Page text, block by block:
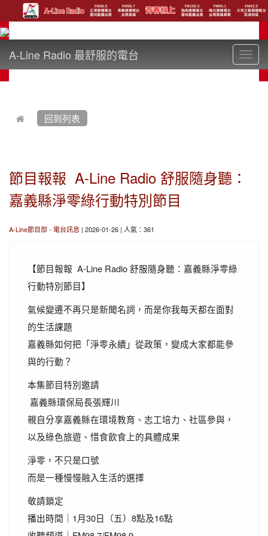
A-Line Radio 最舒服的電台
回到列表
節目報報 A-Line Radio 舒服隨身聽：
嘉義縣淨零綠行動特別節目
A-Line節目部- 電台訊息 | 2026-01-26 | 人氣：361
【節目報報 A-Line Radio 舒服隨身聽：嘉義縣淨零綠
行動特別節目】
氣候變遷不再只是新聞名詞，而是你我每天都在面對
的生活課題
嘉義縣如何把「淨零永續」從政策，變成大家都能參
與的行動？
本集節目特別邀請
嘉義縣環保局長張輝川
親自分享嘉義縣在環境教育、志工培力、社區參與，
以及綠色旅遊、惜食飲食上的具體成果
淨零，不只是口號
而是一種慢慢融入生活的選擇
敬請鎖定
播出時間｜1月30日（五）8點及16點